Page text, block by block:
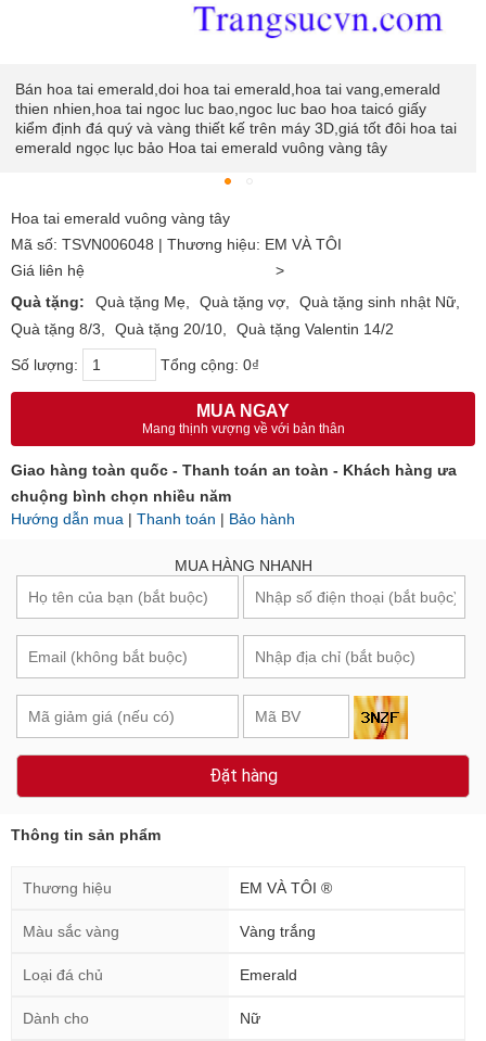
Bán hoa tai emerald,doi hoa tai emerald,hoa tai vang,emerald
thien nhien,hoa tai ngoc luc bao,ngoc luc bao hoa taicó giấy
kiểm định đá quý và vàng thiết kế trên máy 3D,giá tốt đôi hoa tai
emerald ngọc lục bảo Hoa tai emerald vuông vàng tây
Hoa tai emerald vuông vàng tây
Mã số: TSVN006048 | Thương hiệu: EM VÀ TÔI
Giá liên hệ
>
Quà tặng:
Quà tặng Mẹ Quà tặng vợ
Quà tặng sinh nhật Nữ
Quà tặng 8/3
Quà tặng 20/10 Quà tặng Valentin 14/2
Số lượng: Tổng cộng: 0₫
MUA NGAY
Mang thịnh vượng về với bản thân
Giao hàng toàn quốc - Thanh toán an toàn - Khách hàng ưa
chuộng bình chọn nhiều năm
Hướng dẫn mua | Thanh toán | Bảo hành
MUA HÀNG NHANH
Đặt hàng
Thông tin sản phẩm
Thương hiệu EM VÀ TÔI ®
Màu sắc vàng Vàng trắng
Loại đá chủ Emerald
Dành cho Nữ